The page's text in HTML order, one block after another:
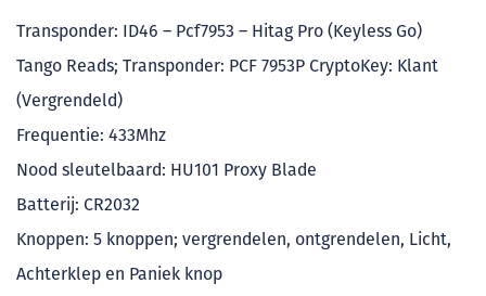
Transponder: ID46 – Pcf7953 – Hitag Pro (Keyless Go)
Tango Reads; Transponder: PCF 7953P CryptoKey: Klant
(Vergrendeld)
Frequentie: 433Mhz
Nood sleutelbaard: HU101 Proxy Blade
Batterij: CR2032
Knoppen: 5 knoppen; vergrendelen, ontgrendelen, Licht,
Achterklep en Paniek knop